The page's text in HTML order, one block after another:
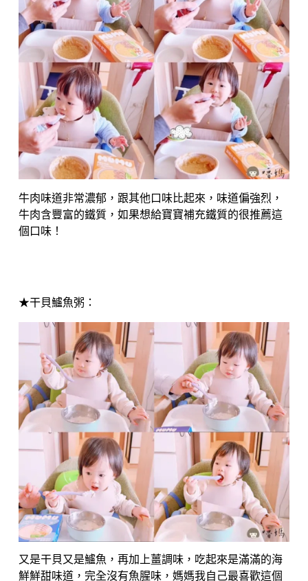
牛肉味道非常濃郁，跟其他口味比起來，味道偏強烈，
牛肉含豐富的鐵質，如果想給寶寶補充鐵質的很推薦這
個口味！
★干貝鱸魚粥：
又是干貝又是鱸魚，再加上薑調味，吃起來是滿滿的海
鮮鮮甜味道，完全沒有魚腥味，媽媽我自己最喜歡這個